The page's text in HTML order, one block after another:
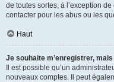
de toutes sortes, à l’exception
contacter pour les abus ou les
Haut
Je souhaite m’enregistrer,
Il est possible qu’un
nouveaux comptes. Il peut